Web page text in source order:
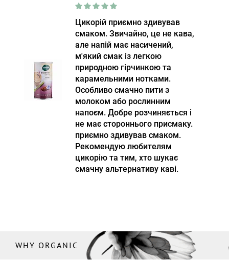
Цикорій приємно здивував
смаком. Звичайно, це не кава,
але напій має насичений,
м'який смак із легкою
природною гірчинкою та
карамельними нотками.
Особливо смачно пити з
молоком або рослинним
напоєм. Добре розчиняється і
не має стороннього присмаку.
приємно здивував смаком.
Рекомендую любителям
цикорію та тим, хто шукає
смачну альтернативу каві.
WHY ORGANIC